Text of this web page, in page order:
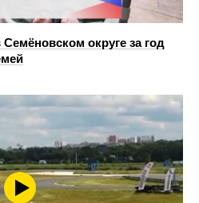
округе за год